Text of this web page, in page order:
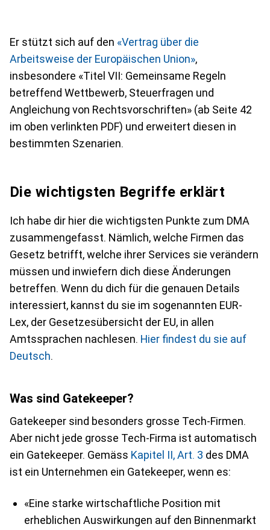
Er stützt sich auf den «Vertrag über die
Arbeitsweise der Europäischen Union»,
insbesondere «Titel VII: Gemeinsame Regeln
betreffend Wettbewerb, Steuerfragen und
Angleichung von Rechtsvorschriften» (ab Seite 42
im oben verlinkten PDF) und erweitert diesen in
bestimmten Szenarien.
Die wichtigsten Begriffe erklärt
Ich habe dir hier die wichtigsten Punkte zum DMA
zusammengefasst. Nämlich, welche Firmen das
Gesetz betrifft, welche ihrer Services sie verändern
müssen und inwiefern dich diese Änderungen
betreffen. Wenn du dich für die genauen Details
interessiert, kannst du sie im sogenannten EUR-
Lex, der Gesetzesübersicht der EU, in allen
Amtssprachen nachlesen. Hier findest du sie auf
Deutsch.
Was sind Gatekeeper?
Gatekeeper sind besonders grosse Tech-Firmen.
Aber nicht jede grosse Tech-Firma ist automatisch
ein Gatekeeper. Gemäss Kapitel II, Art. 3 des DMA
ist ein Unternehmen ein Gatekeeper, wenn es:
«Eine starke wirtschaftliche Position mit
erheblichen Auswirkungen auf den Binnenmarkt